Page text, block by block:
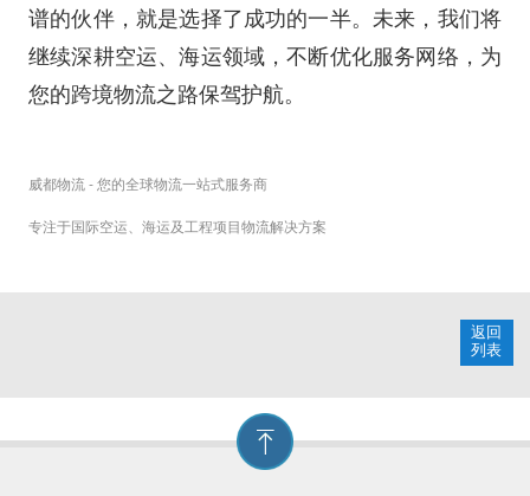
谱的伙伴，就是选择了成功的一半。未来，我们将
继续深耕空运、海运领域，不断优化服务网络，为
您的跨境物流之路保驾护航。
威都物流 - 您的全球物流一站式服务商
专注于国际空运、海运及工程项目物流解决方案
返回
列表